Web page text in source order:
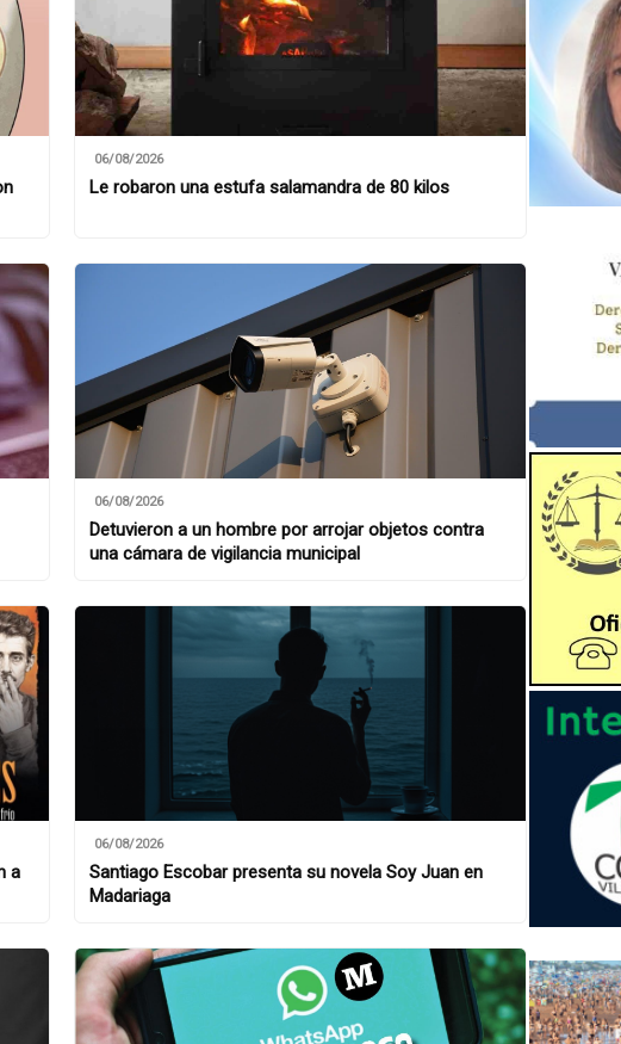
06/08/2026
Le robaron una estufa salamandra de 80 kilos
06/08/2026
Detuvieron a un hombre por arrojar objetos contra
una cámara de vigilancia municipal
a
06/08/2026
Santiago Escobar presenta su novela Soy Juan en
Madariaga